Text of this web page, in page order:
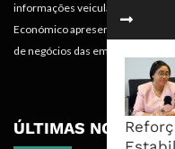
informações veiculadas nos
Económico apresenta valências
de negócios das empresas.
ÚLTIMAS NOTÍCIAS